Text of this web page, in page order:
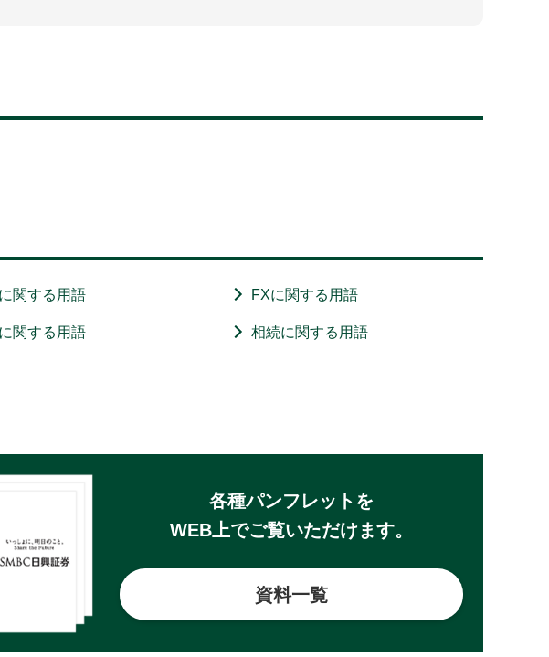
関する用語 FXに関する用語
関する用語 相続に関する用語
各種パンフレットを
WEB上でご覧いただけます。
資料一覧